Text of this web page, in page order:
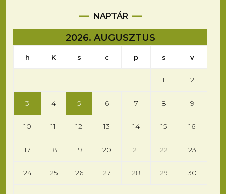
NAPTÁR
2026. AUGUSZTUS
h K s c p s v
1 2
3 4 5 6 7 8 9
10 11 12 13 14 15 16
17 18 19 20 21 22 23
24 25 26 27 28 29 30